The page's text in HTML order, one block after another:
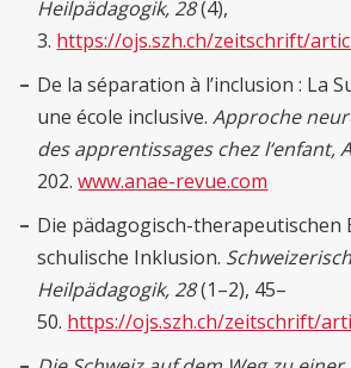
Heilpädagogik, 28(4),
3. https://ojs.szh.ch/zeitschrift/
De la séparation à l’inclusion : La
une école inclusive.Approche
des apprentissages chez l‘enfant,
202.www.anae-revue.com
Die pädagogisch-therapeutischen
schulische Inklusion.
Heilpädagogik, 28(1–2), 45–
50. https://ojs.szh.ch/zeitschrift/